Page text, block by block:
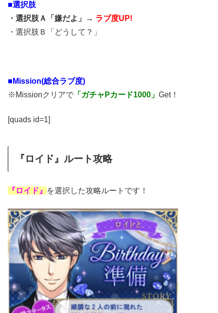
■選択肢
・選択肢Ａ「嫌だよ」→ ラブ度UP!
・選択肢Ｂ「どうして？」
■Mission(総合ラブ度)
※Missionクリアで 「ガチャPカード1000」 Get！
[quads id=1]
『ロイド』ルート攻略
『ロイド』 を選択した攻略ルートです！